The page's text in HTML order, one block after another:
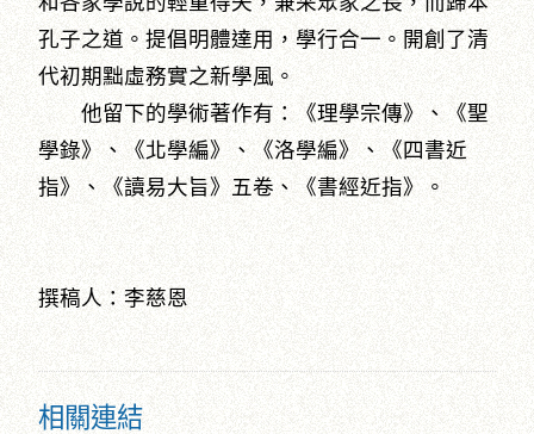
孔子之道。提倡明體達用，學行合一。開創了清
代初期黜虛務實之新學風。
他留下的學術著作有：《理學宗傳》、《聖
學錄》、《北學編》、《洛學編》、《四書近
指》、《讀易大旨》五卷、《書經近指》。
撰稿人：李慈恩
相關連結